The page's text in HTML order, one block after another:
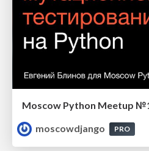
moscowdjango
PRO